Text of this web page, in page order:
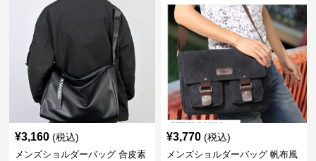
¥3,160 (税込)
メンズショルダーバッグ 合皮素
¥3,770 (税込)
メンズショルダーバッグ 帆布風